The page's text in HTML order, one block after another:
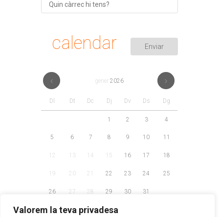
Valorem la teva privadesa
calendar
gener 2026
Dl Dt Dc Dj Dv Ds Dg
1 2 3 4
5 6 7 8 9 10 11
12 13 14 15 16 17 18
19 20 21 22 23 24 25
26 27 28 29 30 31